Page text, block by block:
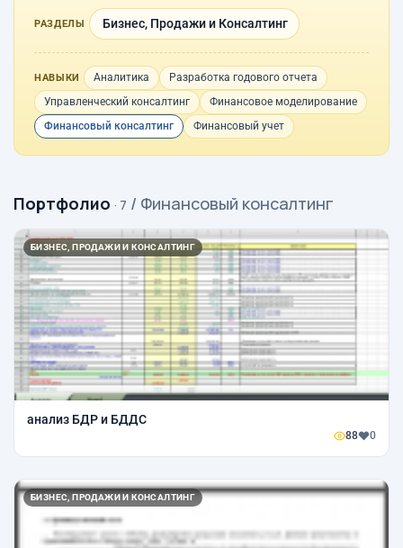
РАЗДЕЛЫ Бизнес, Продажи и Консалтинг
НАВЫКИ Аналитика
Разработка годового отчета
Управленческий консалтинг
Финансовое моделирование
Финансовый консалтинг
Финансовый учет
Портфолио · 7 / Финансовый консалтинг
БИЗНЕС, ПРОДАЖИ И КОНСАЛТИНГ
анализ БДР и БДДС
88 0
БИЗНЕС, ПРОДАЖИ И КОНСАЛТИНГ